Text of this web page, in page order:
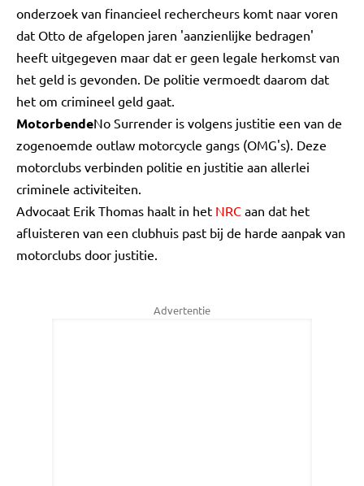
onderzoek van financieel rechercheurs komt naar voren
dat Otto de afgelopen jaren 'aanzienlijke bedragen'
heeft uitgegeven maar dat er geen legale herkomst van
het geld is gevonden. De politie vermoedt daarom dat
het om crimineel geld gaat.
MotorbendeNo Surrender is volgens justitie een van de
zogenoemde outlaw motorcycle gangs (OMG's). Deze
motorclubs verbinden politie en justitie aan allerlei
criminele activiteiten.
Advocaat Erik Thomas haalt in het NRC aan dat het
afluisteren van een clubhuis past bij de harde aanpak van
motorclubs door justitie.
Advertentie